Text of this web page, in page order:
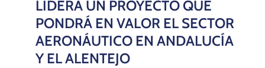
LIDERA UN PROYECTO QUE
PONDRÁ EN VALOR EL SECTOR
AERONÁUTICO EN ANDALUCÍA
Y EL ALENTEJO